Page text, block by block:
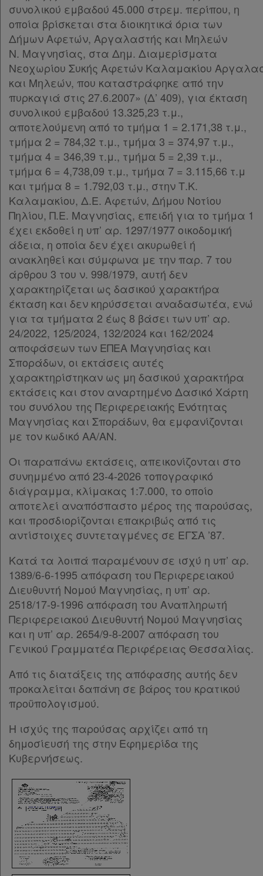
συνολικού εμβαδού 45.000 στρεμ. περίπου, η
οποία βρίσκεται στα διοικητικά όρια των
Δήμων Αφετών, Αργαλαστής και Μηλεών
Ν. Μαγνησίας, στα Δημ. Διαμερίσματα
Νεοχωρίου Συκής Αφετών Καλαμακίου
και Μηλεών, που καταστράφηκε από την
πυρκαγιά στις 27.6.2007» (Δ’ 409), για έκταση
συνολικού εμβαδού 13.325,23 τ.μ.,
αποτελούμενη από το τμήμα 1 = 2.171,38 τ.μ.,
τμήμα 2 = 784,32 τ.μ., τμήμα 3 = 374,97 τ.μ.,
τμήμα 4 = 346,39 τ.μ., τμήμα 5 = 2,39 τ.μ.,
τμήμα 6 = 4,738,09 τ.μ., τμήμα 7 = 3.115,66 τ.μ
και τμήμα 8 = 1.792,03 τ.μ., στην Τ.Κ.
Καλαμακίου, Δ.Ε. Αφετών, Δήμου Νοτίου
Πηλίου, Π.Ε. Μαγνησίας, επειδή για το τμήμα 1
έχει εκδοθεί η υπ’ αρ. 1297/1977 οικοδομική
άδεια, η οποία δεν έχει ακυρωθεί ή
ανακληθεί και σύμφωνα με την παρ. 7 του
άρθρου 3 του ν. 998/1979, αυτή δεν
χαρακτηρίζεται ως δασικού χαρακτήρα
έκταση και δεν κηρύσσεται αναδασωτέα, ενώ
για τα τμήματα 2 έως 8 βάσει των υπ’ αρ.
24/2022, 125/2024, 132/2024 και 162/2024
αποφάσεων των ΕΠΕΑ Μαγνησίας και
Σποράδων, οι εκτάσεις αυτές
χαρακτηρίστηκαν ως μη δασικού χαρακτήρα
εκτάσεις και στον αναρτημένο Δασικό Χάρτη
του συνόλου της Περιφερειακής Ενότητας
Μαγνησίας και Σποράδων, θα εμφανίζονται
με τον κωδικό ΑΑ/ΑΝ.
Οι παραπάνω εκτάσεις, απεικονίζονται στο
συνημμένο από 23-4-2026 τοπογραφικό
διάγραμμα, κλίμακας 1:7.000, το οποίο
αποτελεί αναπόσπαστο μέρος της παρούσας,
και προσδιορίζονται επακριβώς από τις
αντίστοιχες συντεταγμένες σε ΕΓΣΑ ’87.
Κατά τα λοιπά παραμένουν σε ισχύ η υπ’ αρ.
1389/6-6-1995 απόφαση του Περιφερειακού
Διευθυντή Νομού Μαγνησίας, η υπ’ αρ.
2518/17-9-1996 απόφαση του Αναπληρωτή
Περιφερειακού Διευθυντή Νομού Μαγνησίας
και η υπ’ αρ. 2654/9-8-2007 απόφαση του
Γενικού Γραμματέα Περιφέρειας Θεσσαλίας.
Από τις διατάξεις της απόφασης αυτής δεν
προκαλείται δαπάνη σε βάρος του κρατικού
προϋπολογισμού.
Η ισχύς της παρούσας αρχίζει από τη
δημοσίευσή της στην Εφημερίδα της
Κυβερνήσεως.